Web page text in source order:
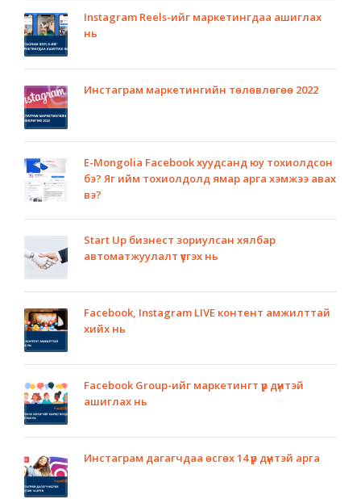
Instagram Reels-ийг маркетингдаа ашиглах
нь
Инстаграм маркетингийн төлөвлөгөө 2022
E-Mongolia Facebook хуудсанд юу тохиолдсон
бэ? Яг ийм тохиолдолд ямар арга хэмжээ авах
вэ?
Start Up бизнест зориулсан хялбар
автоматжуулалт үүсгэх нь
Facebook, Instagram LIVE контент амжилттай
хийх нь
Facebook Group-ийг маркетингт үр дүнтэй
ашиглах нь
Инстаграм дагагчдаа өсгөх 14 үр дүнтэй арга